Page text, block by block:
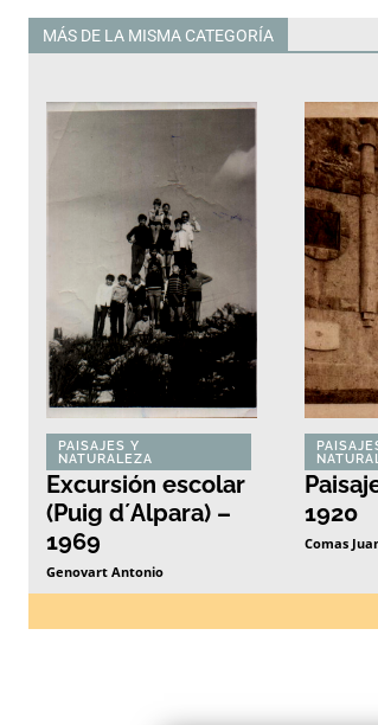
MÁS DE LA MISMA CATEGORÍA
PAISAJES Y
NATURALEZA
Excursión escolar
(Puig d´Alpara) –
1969
Genovart Antonio
1920
Comas